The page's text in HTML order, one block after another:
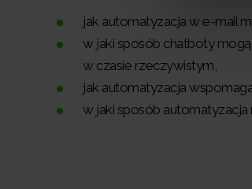
jak automatyzacja w e-mail
w jaki sposób chatboty
w czasie rzeczywistym,
jak automatyzacja
w jaki sposób